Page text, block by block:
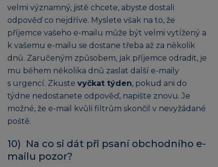
velmi významný, jistě chcete, abyste dostali
odpověď co nejdříve. Myslete však na to, že
příjemce vašeho e-mailu může být velmi vytížený a
k vašemu e-mailu se dostane třeba až za několik
dnů. Zaručeným způsobem, jak příjemce odradit, je
mu během několika dnů zaslat další e-maily
s urgencí. Zkuste vyčkat týden, pokud ani do
týdne nedostanete odpověď, napište znovu. Je
možné, že e-mail kvůli filtrům skončil v nevyžádané
poště.
10) Na co si dát při psaní obchodního e-
mailu pozor?